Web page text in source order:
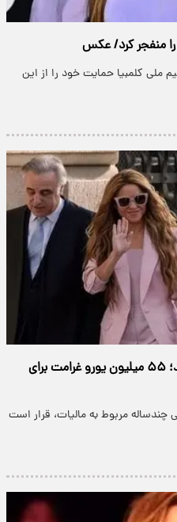
را منفجر کرد/ عکس
ملی کلمبیا حمایت خود را از این
شکیرا از اتهام فرار از مالیات تبرئه شد؛ ۵۵ میلیون یورو غرامت برای
مربوط به مالیات، قرار است